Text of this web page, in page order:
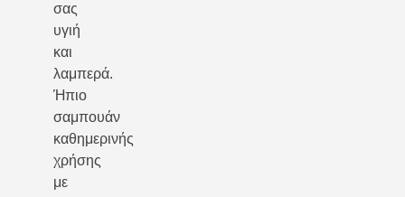
σας
υγιή
και
λαμπερά.
Ήπιο
σαμπουάν
καθημερινής
χρήσης
με